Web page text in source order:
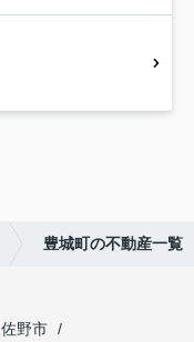
豊城町の不動産一覧
佐野市